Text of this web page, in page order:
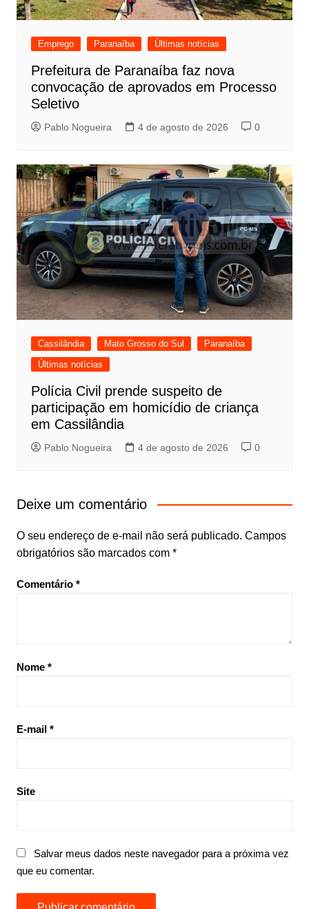
Emprego Paranaíba Últimas notícias
Prefeitura de Paranaíba faz nova
convocação de aprovados em Processo
Seletivo
Pablo Nogueira 4 de agosto de 2026 0
Cassilândia Mato Grosso do Sul
Paranaíba
Últimas notícias
Polícia Civil prende suspeito de
participação em homicídio de criança
em Cassilândia
Pablo Nogueira 4 de agosto de 2026 0
Deixe um comentário
O seu endereço de e-mail não será publicado. Campos
obrigatórios são marcados com *
Comentário *
Nome *
E-mail *
Site
Salvar meus dados neste navegador para a próxima vez
que eu comentar.